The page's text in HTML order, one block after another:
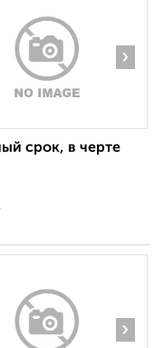
›
срок, в черте
›